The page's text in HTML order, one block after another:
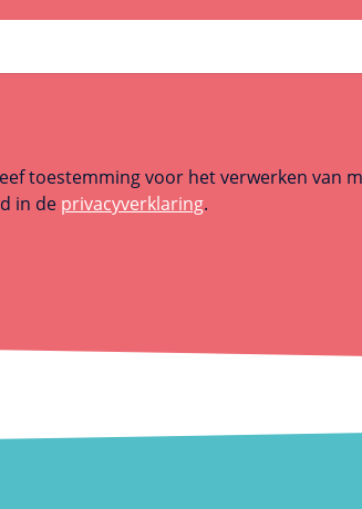
toestemming voor het verwerken van
in de privacyverklaring.